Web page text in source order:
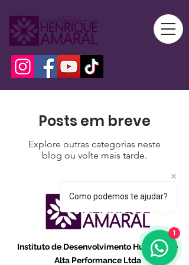
Posts em breve
Explore outras categorias neste
blog ou volte mais tarde.
Instituto de Desenvolvimento Humano de
Alta Performance Ltda
Como podemos te ajudar?
1